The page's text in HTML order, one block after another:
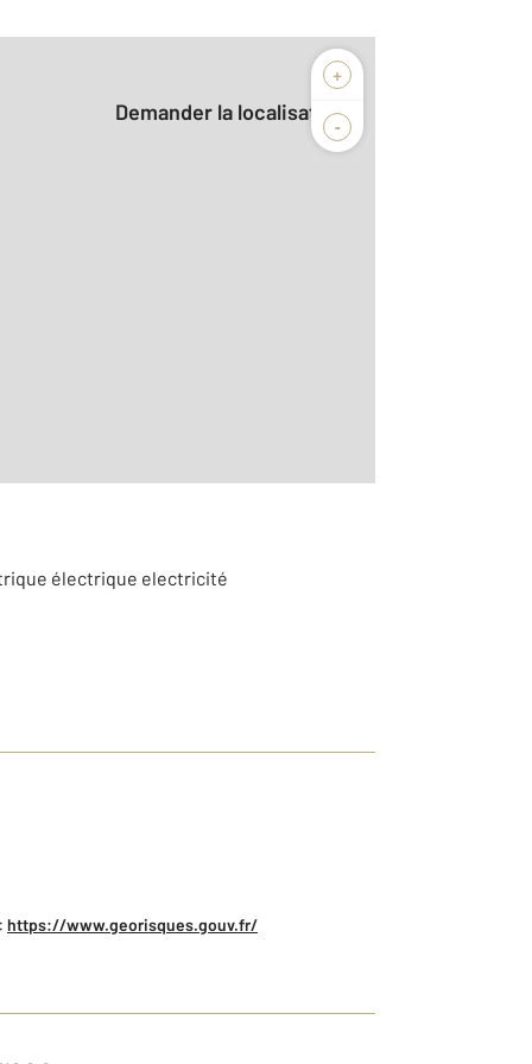
+
-
Demander la localisation
électrique electricité
https://www.georisques.gouv.fr/